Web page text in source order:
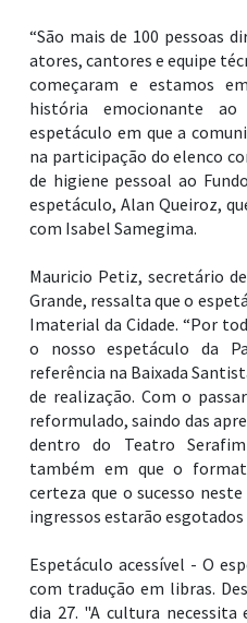
“São mais de 100 pessoas
atores, cantores e equipe
começaram e estamos
história emocionante
espetáculo em que a
na participação do elenco
de higiene pessoal ao
espetáculo, Alan Queiroz,
com Isabel Samegima.
Mauricio Petiz, secretário
Grande, ressalta que o
Imaterial da Cidade. “Por
o nosso espetáculo da
referência na Baixada
de realização. Com o
reformulado, saindo das
dentro do Teatro
também em que o
certeza que o sucesso
ingressos estarão esgotados
Espetáculo acessível - O
com tradução em libras.
dia 27. "A cultura